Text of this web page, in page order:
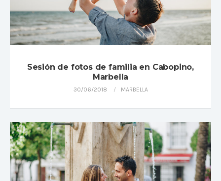
Sesión de fotos de familia en Cabopino,
Marbella
30/06/2018 MARBELLA